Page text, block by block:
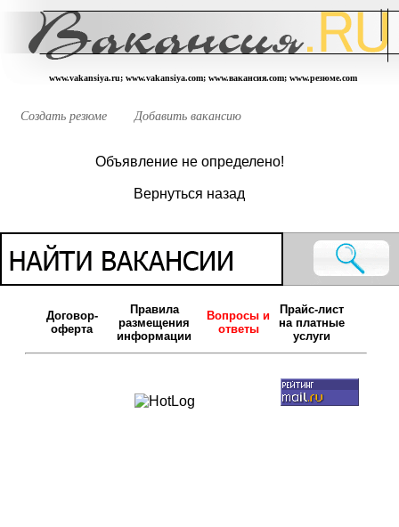
www.vakansiya.ru; www.vakansiya.com; www.вакансия.com; www.резюме.com
Создать резюме Добавить вакансию
Объявление не определено!
Вернуться назад
Договор-
оферта
Правила
размещения
информации
Вопросы и
ответы
Прайс-лист
на платные
услуги